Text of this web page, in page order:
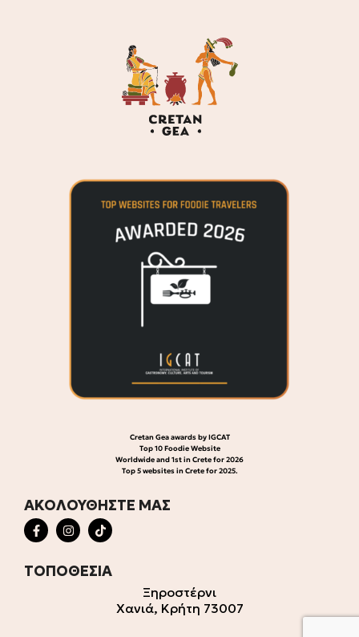
Cretan Gea awards by IGCAT
Top 10 Foodie Website
Worldwide and 1st in Crete for 2026
Top 5 websites in Crete for 2025.
ΑΚΟΛΟΥΘΗΣΤΕ ΜΑΣ
ΤΟΠΟΘΕΣΙΑ
Ξηροστέρνι
Χανιά, Κρήτη 73007